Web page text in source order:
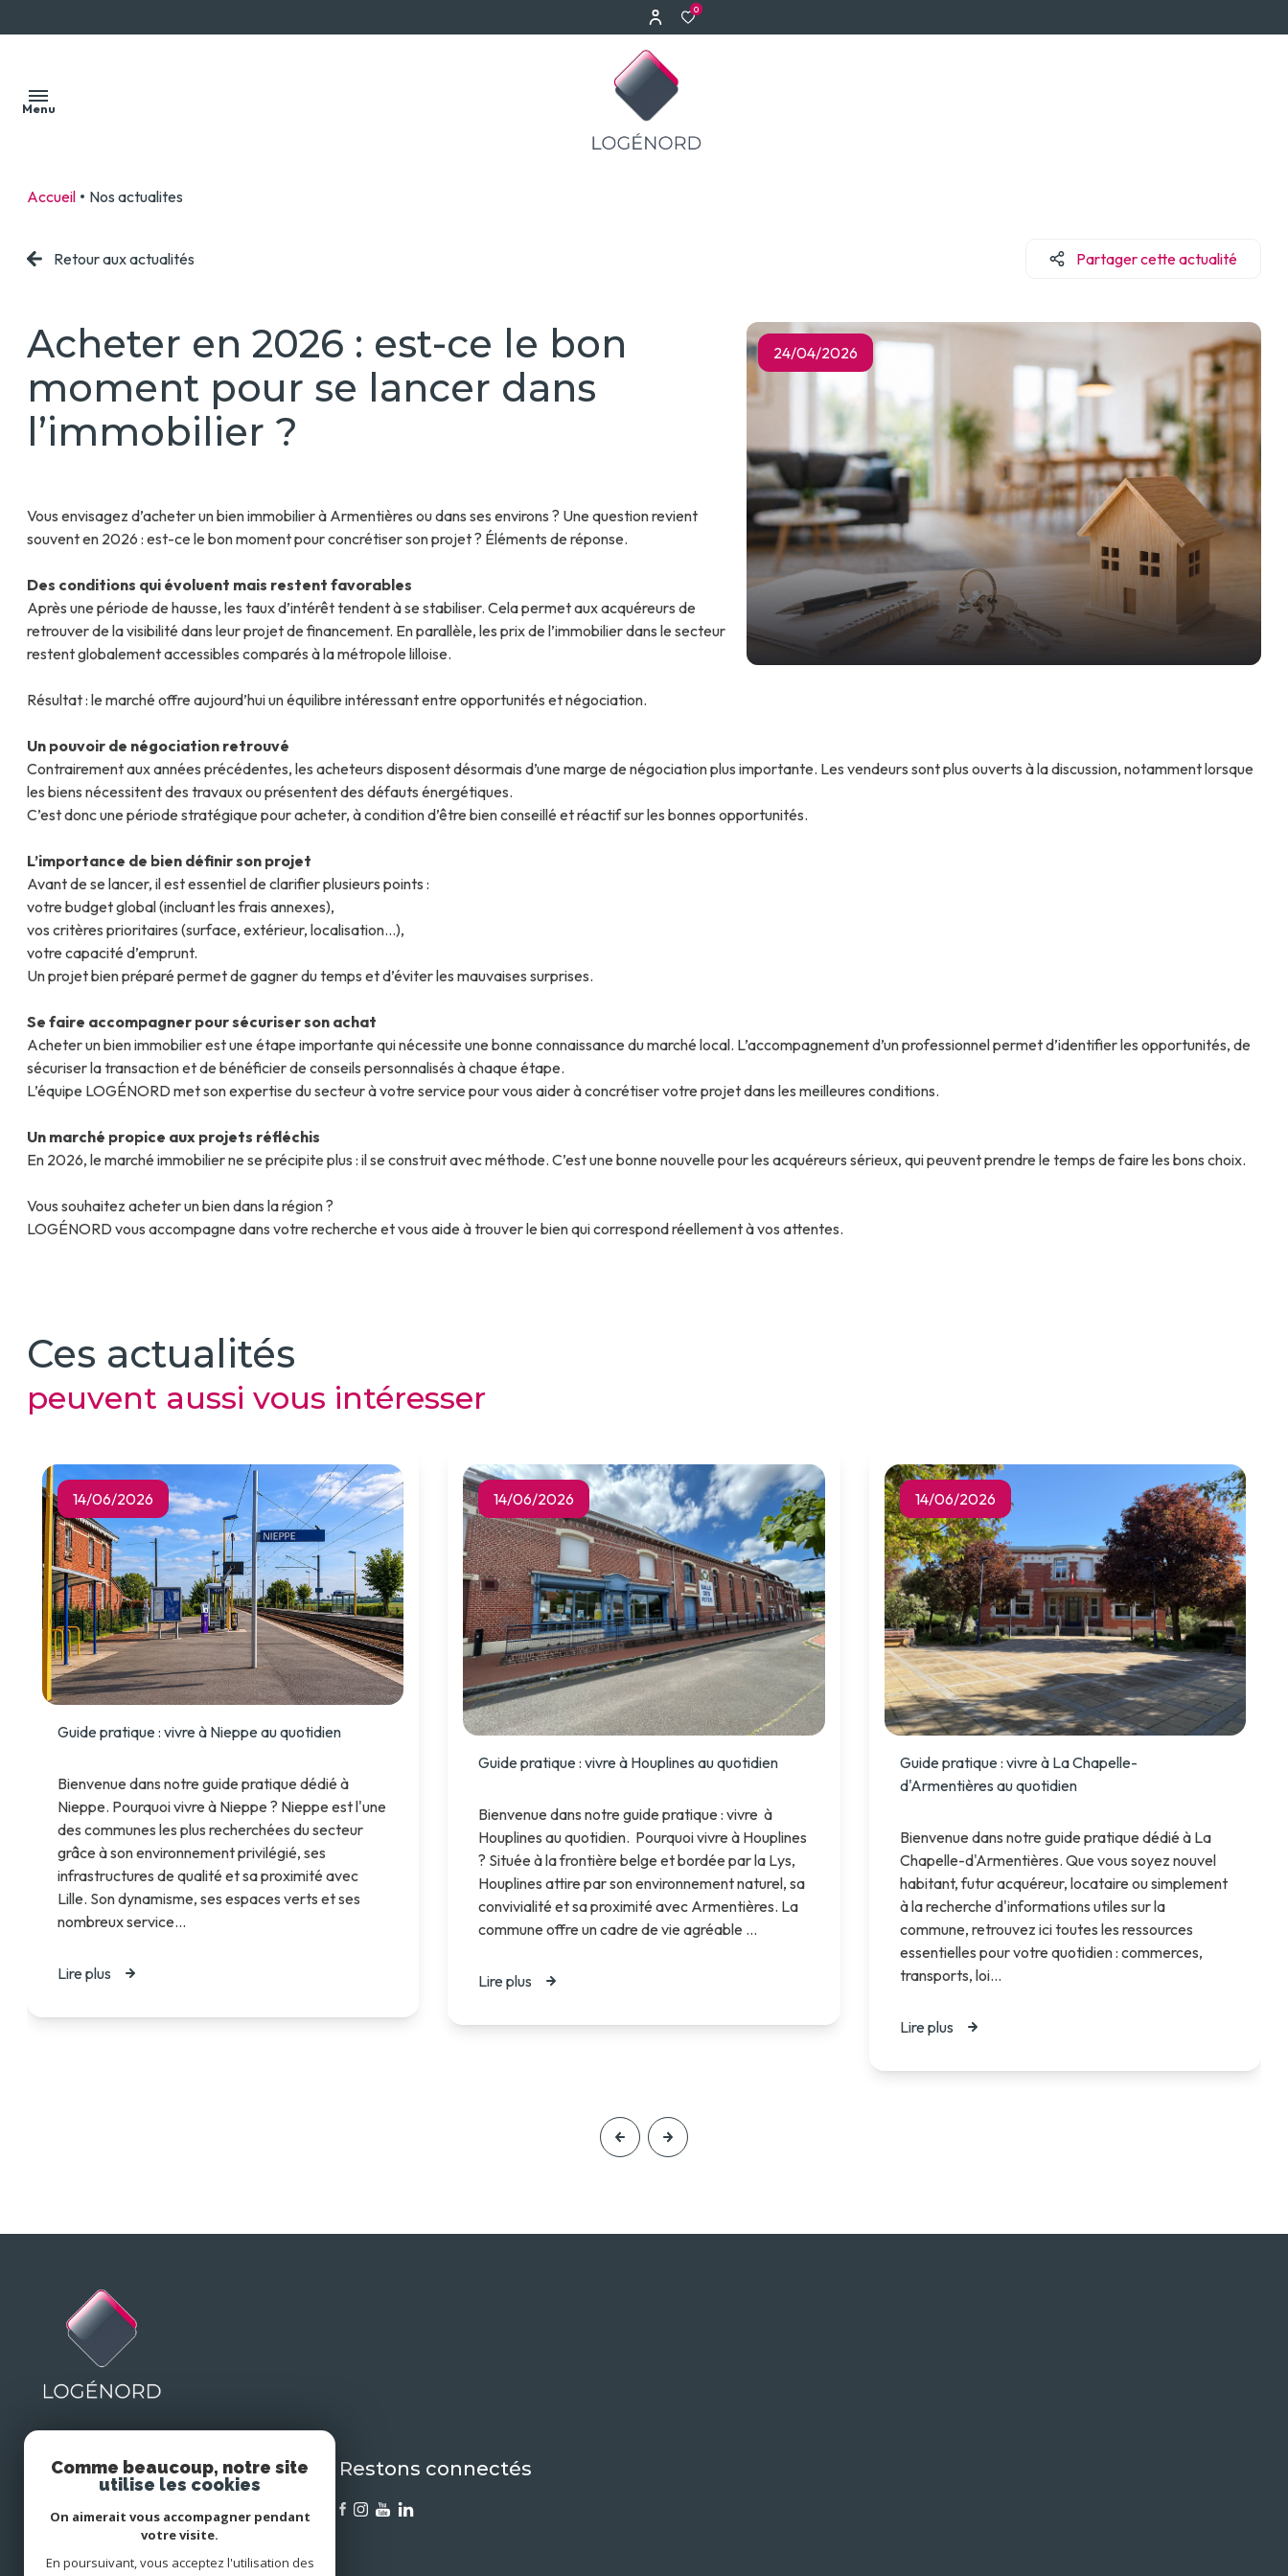
0
Menu
Nos
Acheter
Biens
vendus
Notre
équipe
Estimation
Faire
votre
bien
Estimation à
Erquinghem-
Lys
à
Houplines
Estimation à
La Chapelle
d'Armentières
à Nieppe
Estimation à
Armentières
Actualités
Recrutement
Accueil Nos actualites
Retour aux actualités Partager cette actualité
24/04/2026
Acheter en 2026 : est-ce le bon
moment pour se lancer dans
l’immobilier ?
Vous envisagez d’acheter un bien immobilier à Armentières ou dans ses environs ? Une question revient
souvent en 2026 : est-ce le bon moment pour concrétiser son projet ? Éléments de réponse.
Des conditions qui évoluent mais restent favorables
Après une période de hausse, les taux d’intérêt tendent à se stabiliser. Cela permet aux acquéreurs de
retrouver de la visibilité dans leur projet de financement. En parallèle, les prix de l’immobilier dans le secteur
restent globalement accessibles comparés à la métropole lilloise.
Résultat : le marché offre aujourd’hui un équilibre intéressant entre opportunités et négociation.
Un pouvoir de négociation retrouvé
Contrairement aux années précédentes, les acheteurs disposent désormais d’une marge de négociation plus importante. Les vendeurs sont plus ouverts à la discussion, notamment lorsque
les biens nécessitent des travaux ou présentent des défauts énergétiques.
C’est donc une période stratégique pour acheter, à condition d’être bien conseillé et réactif sur les bonnes opportunités.
L’importance de bien définir son projet
Avant de se lancer, il est essentiel de clarifier plusieurs points :
votre budget global (incluant les frais annexes),
vos critères prioritaires (surface, extérieur, localisation…),
votre capacité d’emprunt.
Un projet bien préparé permet de gagner du temps et d’éviter les mauvaises surprises.
Se faire accompagner pour sécuriser son achat
Acheter un bien immobilier est une étape importante qui nécessite une bonne connaissance du marché local. L’accompagnement d’un professionnel permet d’identifier les opportunités, de
sécuriser la transaction et de bénéficier de conseils personnalisés à chaque étape.
L’équipe LOGÉNORD met son expertise du secteur à votre service pour vous aider à concrétiser votre projet dans les meilleures conditions.
Un marché propice aux projets réfléchis
En 2026, le marché immobilier ne se précipite plus : il se construit avec méthode. C’est une bonne nouvelle pour les acquéreurs sérieux, qui peuvent prendre le temps de faire les bons choix.
Vous souhaitez acheter un bien dans la région ?
LOGÉNORD vous accompagne dans votre recherche et vous aide à trouver le bien qui correspond réellement à vos attentes.
Ces actualités
peuvent aussi vous intéresser
14/06/2026
Guide pratique : vivre à Nieppe au quotidien
Bienvenue dans notre guide pratique dédié à
Nieppe. Pourquoi vivre à Nieppe ? Nieppe est l'une
des communes les plus recherchées du secteur
grâce à son environnement privilégié, ses
infrastructures de qualité et sa proximité avec
Lille. Son dynamisme, ses espaces verts et ses
nombreux service...
Lire plus
14/06/2026
Guide pratique : vivre à Houplines au quotidien
Bienvenue dans notre guide pratique : vivre à
Houplines au quotidien. Pourquoi vivre à Houplines
? Située à la frontière belge et bordée par la Lys,
Houplines attire par son environnement naturel, sa
convivialité et sa proximité avec Armentières. La
commune offre un cadre de vie agréable ...
Lire plus
14/06/2026
Guide pratique : vivre à La Chapelle-
d'Armentières au quotidien
Bienvenue dans notre guide pratique dédié à La
Chapelle-d'Armentières. Que vous soyez nouvel
habitant, futur acquéreur, locataire ou simplement
à la recherche d'informations utiles sur la
commune, retrouvez ici toutes les ressources
essentielles pour votre quotidien : commerces,
transports, loi...
Lire plus
LOGÉNORD
0359504617
grimault@logenord.com
8 Rue de Dunkerque
Restons connectés
Comme beaucoup, notre site
utilise les cookies
On aimerait vous accompagner pendant
votre visite.
En poursuivant, vous acceptez l'utilisation des